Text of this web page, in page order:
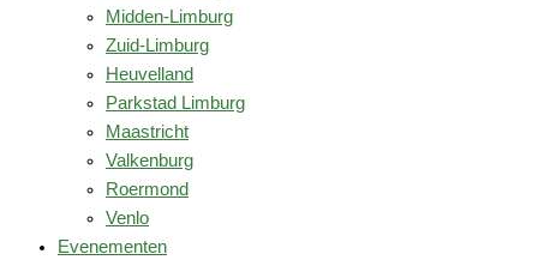
Midden-Limburg
Zuid-Limburg
Heuvelland
Parkstad Limburg
Maastricht
Valkenburg
Roermond
Venlo
Evenementen